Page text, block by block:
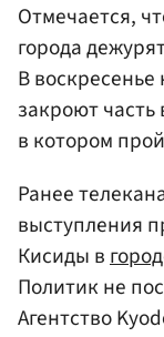
Отмечается,
города
В
закроют часть
в котором
Ранее
выступления
Кисиды в
Политик не
Агентство